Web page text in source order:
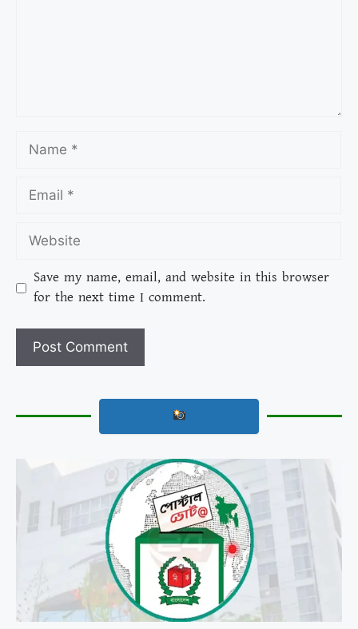
Save my name, email, and website in this browser
for the next time I comment.